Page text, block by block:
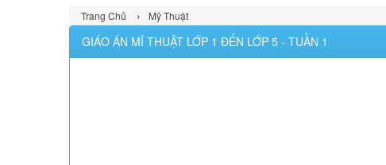
Trang Chủ › Mỹ Thuật
GIÁO ÁN MĨ THUẬT LỚP 1 ĐẾN LỚP 5 - TUẦN 1